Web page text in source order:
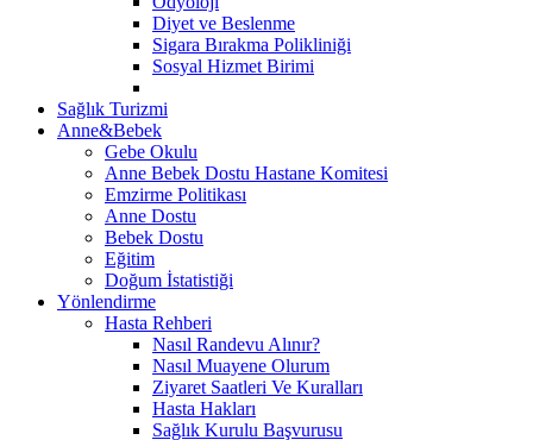
Diyet ve Beslenme
Sigara Bırakma Polikliniği
Sosyal Hizmet Birimi
Sağlık Turizmi
Anne&Bebek
Gebe Okulu
Anne Bebek Dostu Hastane Komitesi
Emzirme Politikası
Anne Dostu
Bebek Dostu
Eğitim
Doğum İstatistiği
Yönlendirme
Hasta Rehberi
Nasıl Randevu Alınır?
Nasıl Muayene Olurum
Ziyaret Saatleri Ve Kuralları
Hasta Hakları
Sağlık Kurulu Başvurusu